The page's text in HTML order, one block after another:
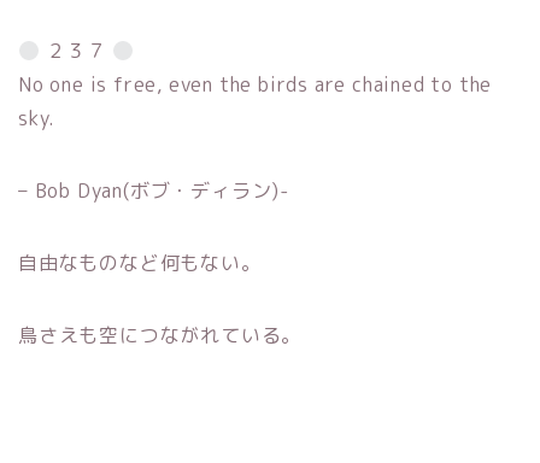
２３７
No one is free, even the birds are chained to the
sky.
– Bob Dyan(ボブ・ディラン)-
自由なものなど何もない。
鳥さえも空につながれている。